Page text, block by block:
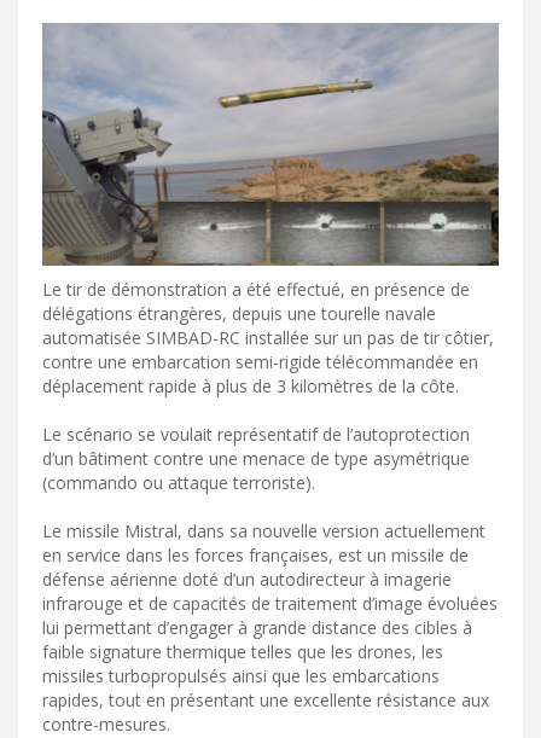
Le tir de démonstration a été effectué, en présence de
délégations étrangères, depuis une tourelle navale
automatisée SIMBAD-RC installée sur un pas de tir côtier,
contre une embarcation semi-rigide télécommandée en
déplacement rapide à plus de 3 kilomètres de la côte.
Le scénario se voulait représentatif de l’autoprotection
d’un bâtiment contre une menace de type asymétrique
(commando ou attaque terroriste).
Le missile Mistral, dans sa nouvelle version actuellement
en service dans les forces françaises, est un missile de
défense aérienne doté d’un autodirecteur à imagerie
infrarouge et de capacités de traitement d’image évoluées
lui permettant d’engager à grande distance des cibles à
faible signature thermique telles que les drones, les
missiles turbopropulsés ainsi que les embarcations
rapides, tout en présentant une excellente résistance aux
contre-mesures.